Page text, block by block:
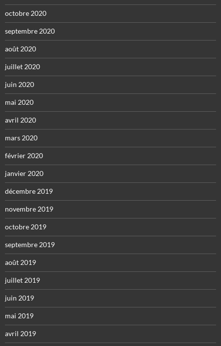
octobre 2020
septembre 2020
août 2020
juillet 2020
juin 2020
mai 2020
avril 2020
mars 2020
février 2020
janvier 2020
décembre 2019
novembre 2019
octobre 2019
septembre 2019
août 2019
juillet 2019
juin 2019
mai 2019
avril 2019